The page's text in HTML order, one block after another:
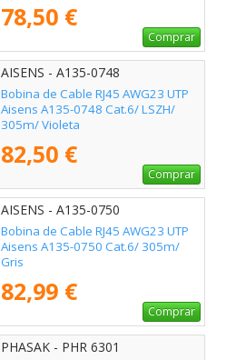
78,50 €
Comprar
AISENS - A135-0748
Bobina de Cable RJ45 AWG23 UTP
Aisens A135-0748 Cat.6/ LSZH/
305m/ Violeta
82,50 €
Comprar
AISENS - A135-0750
Bobina de Cable RJ45 AWG23 UTP
Aisens A135-0750 Cat.6/ 305m/
Gris
82,99 €
Comprar
PHASAK - PHR 6301